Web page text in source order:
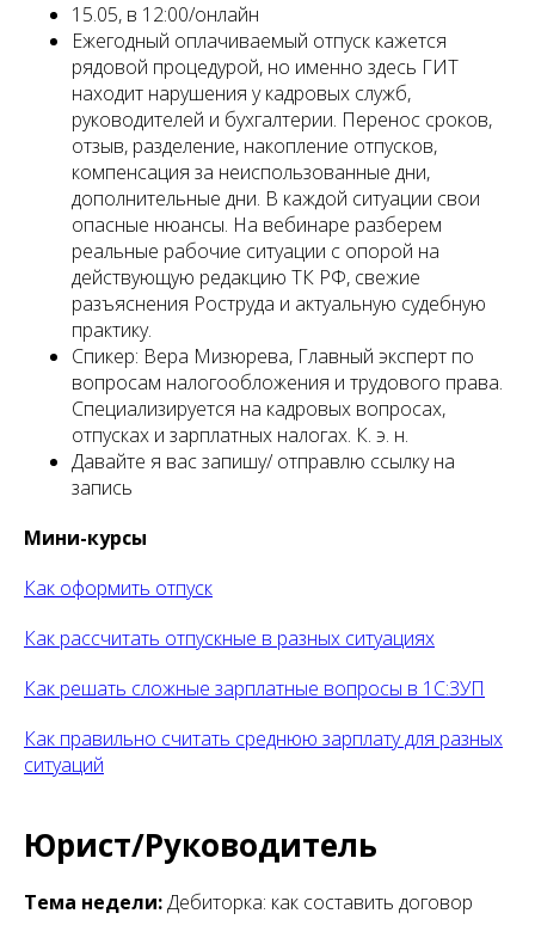
15.05, в 12:00/онлайн
Ежегодный оплачиваемый отпуск кажется
рядовой процедурой, но именно здесь ГИТ
находит нарушения у кадровых служб,
руководителей и бухгалтерии. Перенос сроков,
отзыв, разделение, накопление отпусков,
компенсация за неиспользованные дни,
дополнительные дни. В каждой ситуации свои
опасные нюансы. На вебинаре разберем
реальные рабочие ситуации с опорой на
действующую редакцию ТК РФ, свежие
разъяснения Роструда и актуальную судебную
практику.
Спикер: Вера Мизюрева, Главный эксперт по
вопросам налогообложения и трудового права.
Специализируется на кадровых вопросах,
отпусках и зарплатных налогах. К. э. н.
Давайте я вас запишу/ отправлю ссылку на
запись
Мини-курсы
Как оформить отпуск
Как рассчитать отпускные в разных ситуациях
Как решать сложные зарплатные вопросы в 1С:ЗУП
Как правильно считать среднюю зарплату для разных
ситуаций
Юрист/Руководитель
Тема недели:Дебиторка: как составить договор